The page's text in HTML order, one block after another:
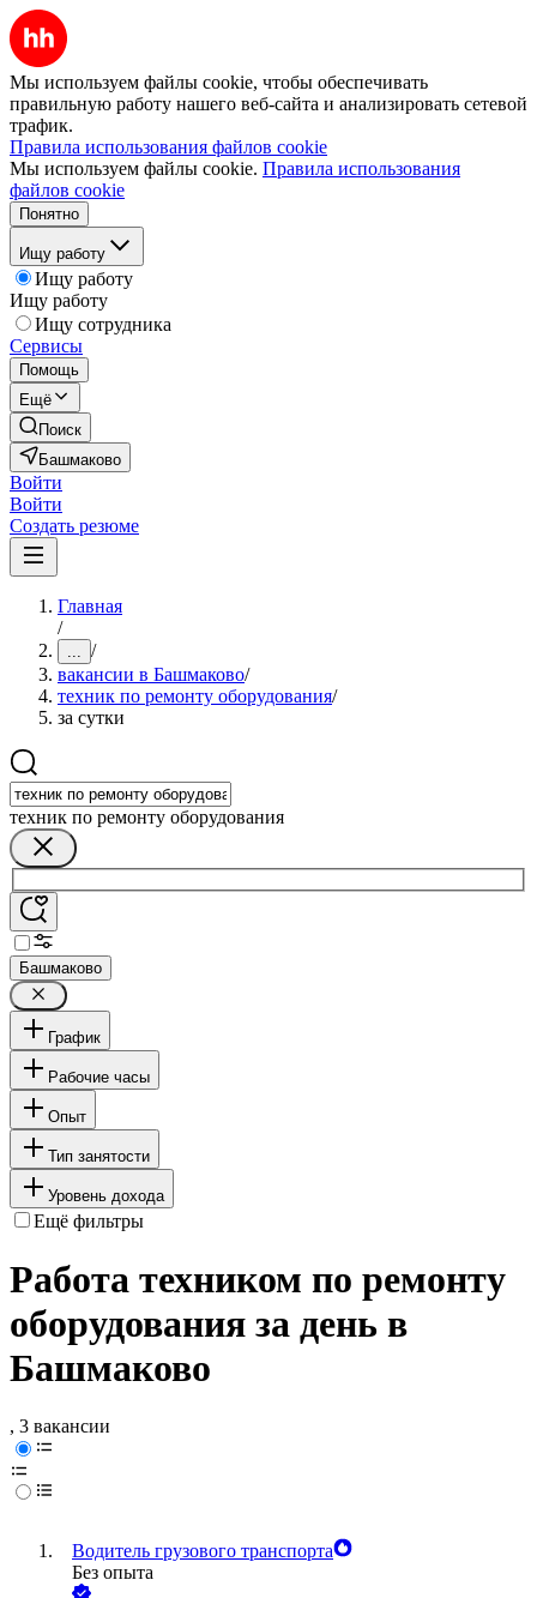
Мы используем файлы cookie, чтобы обеспечивать
правильную работу нашего веб-сайта и анализировать сетевой
трафик.
Правила использования файлов cookie
Мы используем файлы cookie. Правила использования
файлов cookie
Понятно
Ищу работу
Ищу работу
Ищу работу
Ищу сотрудника
Сервисы
Помощь
Ещё
Поиск
Башмаково
Войти
Войти
Создать резюме
Главная
/
... /
вакансии в Башмаково/
техник по ремонту оборудования/
за сутки
техник по ремонту оборудования
Башмаково
График
Рабочие часы
Опыт
Тип занятости
Уровень дохода
Ещё фильтры
Работа техником по ремонту
оборудования за день в
Башмаково
, 3 вакансии
Водитель грузового транспорта
Без опыта